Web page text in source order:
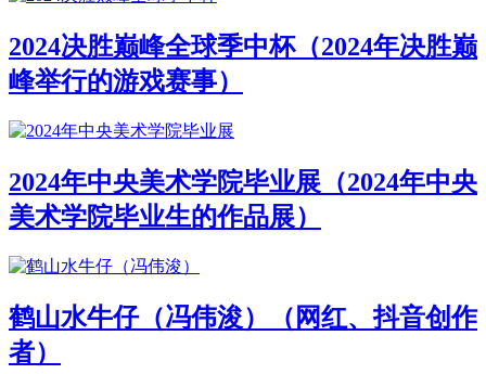
2024决胜巅峰全球季中杯（2024年决胜巅
峰举行的游戏赛事）
2024年中央美术学院毕业展（2024年中央
美术学院毕业生的作品展）
鹤山水牛仔（冯伟浚）（网红、抖音创作
者）